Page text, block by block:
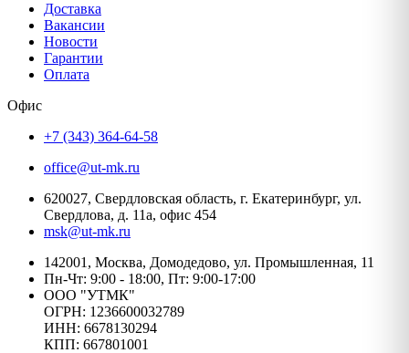
Доставка
Вакансии
Новости
Гарантии
Оплата
Офис
+7 (343) 364-64-58
office@ut-mk.ru
620027, Свердловская область, г. Екатеринбург, ул.
Свердлова, д. 11а, офис 454
msk@ut-mk.ru
142001, Москва, Домодедово, ул. Промышленная, 11
Пн-Чт: 9:00 - 18:00, Пт: 9:00-17:00
ООО "УТМК"
ОГРН: 1236600032789
ИНН: 6678130294
КПП: 667801001